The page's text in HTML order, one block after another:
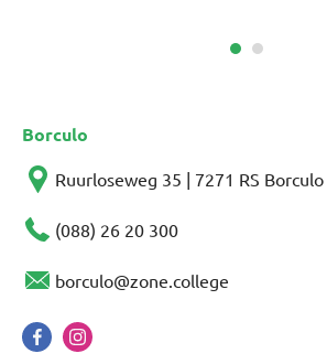
Borculo
Ruurloseweg 35 | 7271 RS Borculo
(088) 26 20 300
borculo@zone.college